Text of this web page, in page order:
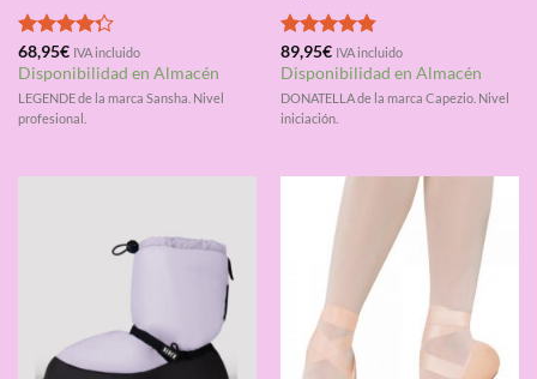
Valorado
con4.25
de 5
68,95€ IVA incluido
Disponibilidad en Almacén
LEGENDE de la marca Sansha. Nivel
profesional.
Valorado
con4.80
de 5
89,95€ IVA incluido
Disponibilidad en Almacén
DONATELLA de la marca Capezio. Nivel
iniciación.